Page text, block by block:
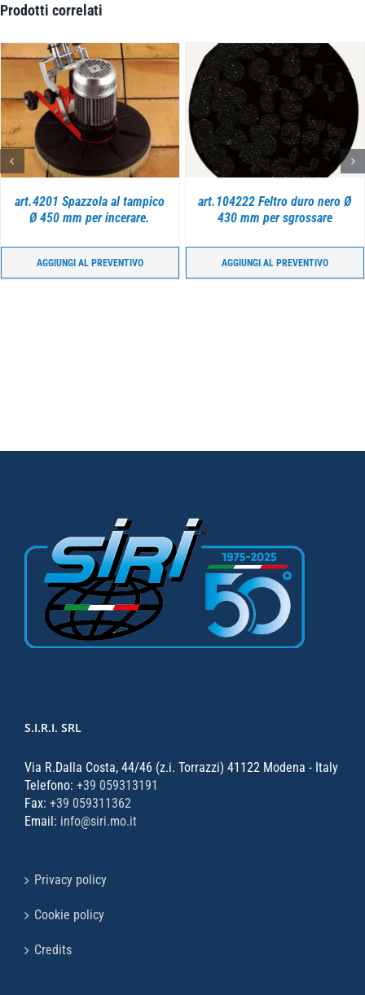
Prodotti correlati
art.4201 Spazzola al tampico
Ø 450 mm per incerare.
AGGIUNGI AL PREVENTIVO
DETTAGLI
art.104222 Feltro duro nero Ø
430 mm per sgrossare
AGGIUNGI AL PREVENTIVO
DETTAGLI
S.I.R.I. SRL
Via R.Dalla Costa, 44/46 (z.i. Torrazzi) 41122 Modena - Italy
Telefono: +39 059313191
Fax: +39 059311362
Email: info@siri.mo.it
Privacy policy
Cookie policy
Credits